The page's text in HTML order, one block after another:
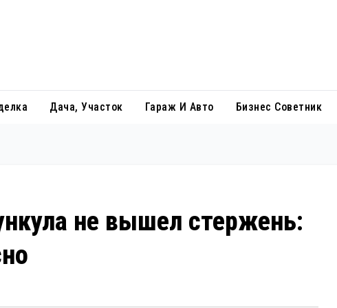
Дача, Участок Гараж И Авто Бизнес Советник
не вышел стержень: